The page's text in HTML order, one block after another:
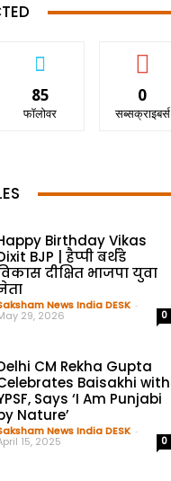
85
फॉलोवर
0
सब्सक्राइबर्स
Birthday Vikas
BJP | हैप्पी बर्थडे
दीक्षित भाजपा युवा
News India DESK -
29, 2026 0
CM Rekha Gupta
Baisakhi with
Says ‘I Am Punjabi
Nature’
News India DESK -
15, 2025 0